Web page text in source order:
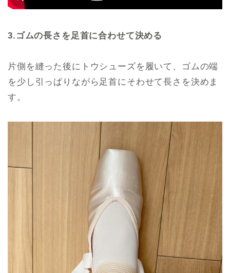
3.ゴムの長さを足首に合わせて決める
片側を縫った後にトウシューズを履いて、ゴムの端
を少し引っぱりながら足首にそわせて長さを決めま
す。